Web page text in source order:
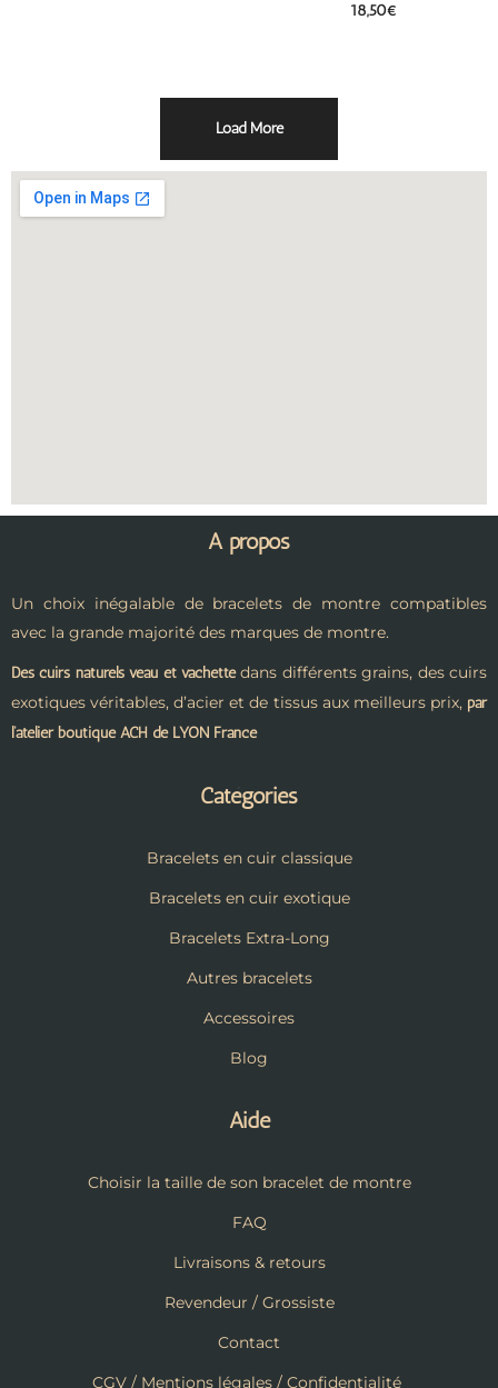
18,50€
Load More
A propos
Un choix inégalable de bracelets de montre compatibles
avec la grande majorité des marques de montre.
Des cuirs naturels veau et vachettedans différents grains, des cuirs
exotiques véritables, d’acier et de tissus aux meilleurs prix, par
l’atelier boutique ACH de LYON France
Catégories
Bracelets en cuir classique
Bracelets en cuir exotique
Bracelets Extra-Long
Autres bracelets
Accessoires
Blog
Aide
Choisir la taille de son bracelet de montre
FAQ
Livraisons & retours
Revendeur / Grossiste
Contact
CGV / Mentions légales / Confidentialité